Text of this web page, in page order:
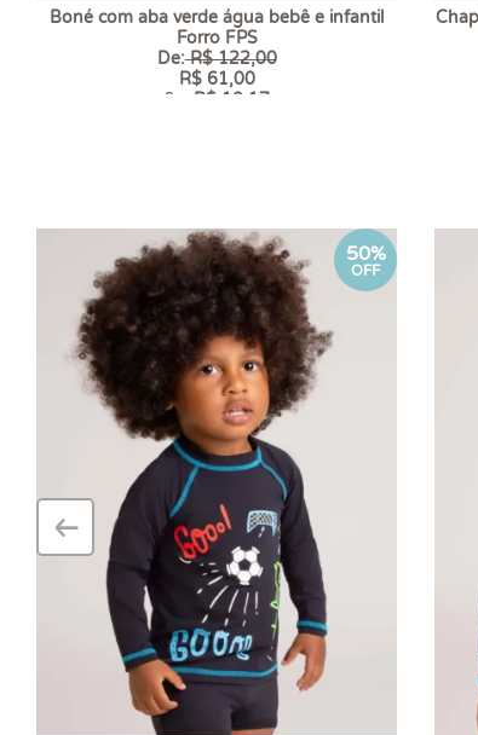
Boné com aba verde água bebê e infantil
Forro FPS
De:R$ 122,00
R$ 61,00
6 x R$ 10,17
50%
OFF
–
‹